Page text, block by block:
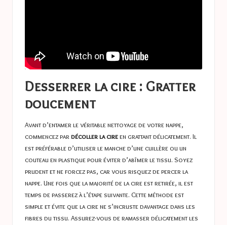
Desserrer la cire : Gratter
doucement
Avant d’entamer le véritable nettoyage de votre nappe,
commencez pardécoller la cireen grattant délicatement. Il
est préférable d’utiliser le manche d’une cuillère ou un
couteau en plastique pour éviter d’abîmer le tissu. Soyez
prudent et ne forcez pas, car vous risquez de percer la
nappe. Une fois que la majorité de la cire est retirée, il est
temps de passerez à l’étape suivante. Cette méthode est
simple et évite que la cire ne s’incruste davantage dans les
fibres du tissu. Assurez-vous de ramasser délicatement les